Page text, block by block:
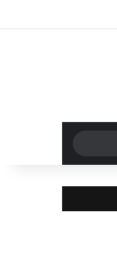
عن